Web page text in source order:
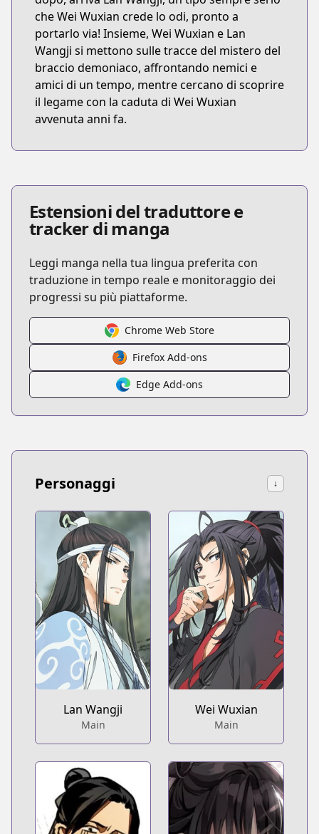
che Wei Wuxian crede lo odi, pronto a
portarlo via! Insieme, Wei Wuxian e Lan
Wangji si mettono sulle tracce del mistero del
braccio demoniaco, affrontando nemici e
amici di un tempo, mentre cercano di scoprire
il legame con la caduta di Wei Wuxian
avvenuta anni fa.
Estensioni del traduttore e
tracker di manga
Leggi manga nella tua lingua preferita con
traduzione in tempo reale e monitoraggio dei
progressi su più piattaforme.
Chrome Web Store
Firefox Add-ons
Edge Add-ons
Personaggi ↓
Lan Wangji
Main
Wei Wuxian
Main